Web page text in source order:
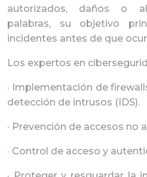
autorizados, daños o
palabras, su objetivo
incidentes antes de que
Los expertos en
· Implementación de
detección de intrusos (IDS).
· Prevención de accesos no
· Control de acceso y